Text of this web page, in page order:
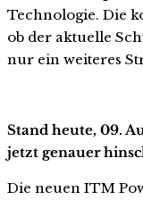
Technologie. Die
ob der aktuelle
nur ein weiteres
Stand heute, 09.
jetzt genauer
Die neuen ITM